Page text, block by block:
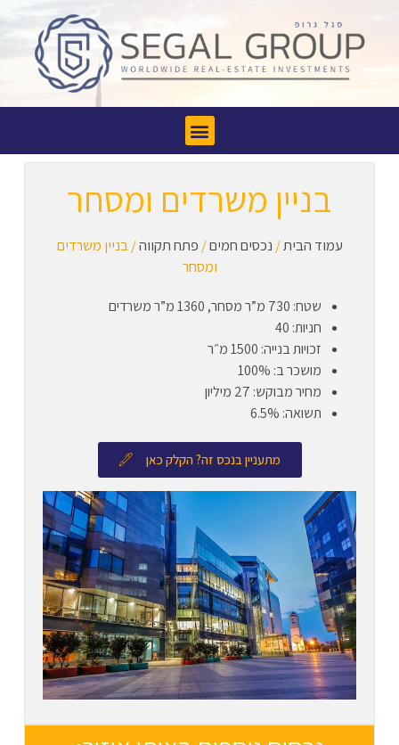
בניין משרדים ומסחר
עמוד הבית/ נכסים חמים/ פתח תקווה/ בניין משרדים
ומסחר
שטח: 730 מ”ר מסחר, 1360 מ”ר משרדים
חניות: 40
זכויות בנייה: 1500 מ״ר
מושכר ב: 100%
מחיר מבוקש: 27 מיליון
תשואה: 6.5%
מתעניין בנכס זה? הקלק כאן